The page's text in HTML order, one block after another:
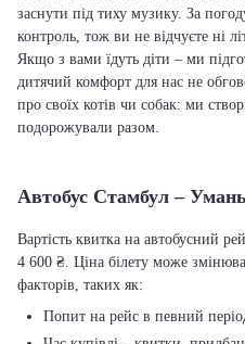
заснути під тиху музику. За
контроль, тож ви не відчуєте ні
Якщо з вами їдуть діти – ми
дитячий комфорт для нас не
про своїх котів чи собак: ми
подорожували разом.
Автобус Стамбул –
Вартість квитка на автобусний
4 600 ₴. Ціна білету може
факторів, таких як:
Попит на рейс в певний